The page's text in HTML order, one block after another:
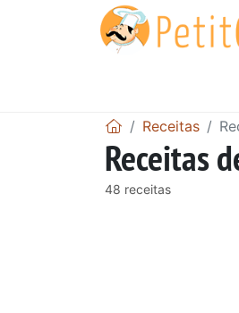
Receitas
Receitas
48 receitas